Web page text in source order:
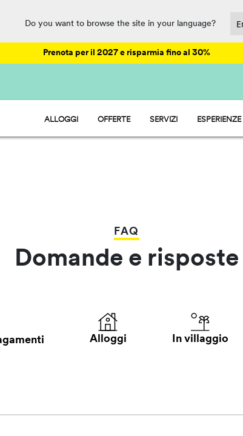
Do you want to browse the site in your language?
Prenota per il 2027 e risparmia fino al 30%
ALLOGGI
HU ROOM - CAMERE
OFFERTE SERVIZI
PARCO ACQUATICO
ESPERIENZE
FAQ
Domande e risposte
Alloggi In villaggio